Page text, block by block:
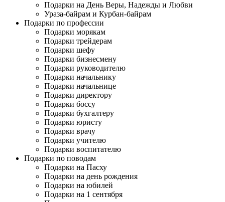
Подарки на День Веры, Надежды и Любви
Ураза-байрам и Курбан-байрам
Подарки по профессии
Подарки морякам
Подарки трейдерам
Подарки шефу
Подарки бизнесмену
Подарки руководителю
Подарки начальнику
Подарки начальнице
Подарки директору
Подарки боссу
Подарки бухгалтеру
Подарки юристу
Подарки врачу
Подарки учителю
Подарки воспитателю
Подарки по поводам
Подарки на Пасху
Подарки на день рождения
Подарки на юбилей
Подарки на 1 сентября